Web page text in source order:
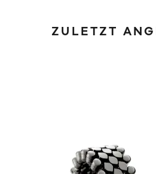
ZULETZT